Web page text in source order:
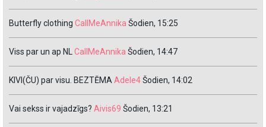
Butterfly clothing CallMeAnnika Šodien, 15:25
Viss par un ap NLCallMeAnnika Šodien, 14:47
KIVI(ČU) par visu. BEZTĒMAAdele4Šodien, 14:02
Vai sekss ir vajadzīgs? Aivis69 Šodien, 13:21